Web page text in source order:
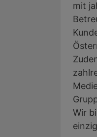
mit
Wir